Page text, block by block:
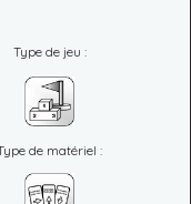
Type de jeu :
de matériel :